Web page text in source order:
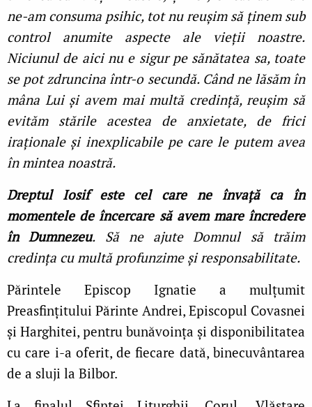
ne-am consuma psihic, tot nu reușim să ținem sub
control anumite aspecte ale vieții noastre.
Niciunul de aici nu e sigur pe sănătatea sa, toate
se pot zdruncina într-o secundă. Când ne lăsăm în
mâna Lui și avem mai multă credință, reușim să
evităm stările acestea de anxietate, de frici
iraționale și inexplicabile pe care le putem avea
în mintea noastră.
Dreptul Iosif este cel care ne învață ca în
momentele de încercare să avem mare încredere
în Dumnezeu. Să ne ajute Domnul să trăim
credința cu multă profunzime și responsabilitate.
Părintele Episcop Ignatie a mulțumit
Preasfințitului Părinte Andrei, Episcopul Covasnei
și Harghitei, pentru bunăvoința și disponibilitatea
cu care i-a oferit, de fiecare dată, binecuvântarea
de a sluji la Bilbor.